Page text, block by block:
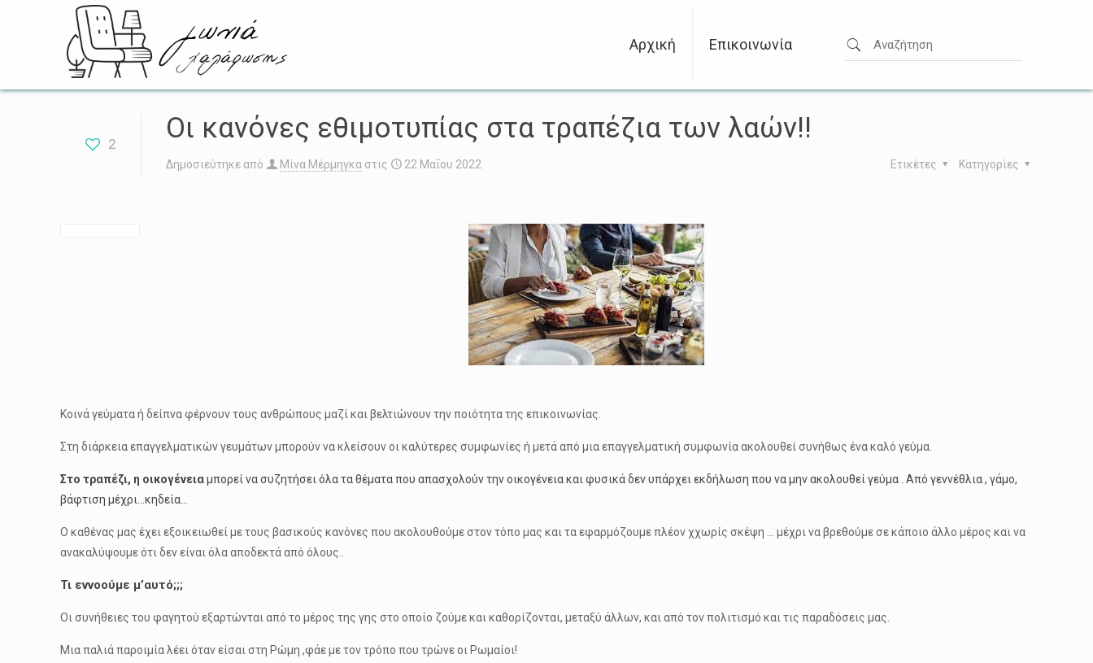
Αρχική Επικοινωνία
2 Οι κανόνες εθιμοτυπίας στα τραπέζια των λαών!!
Δημοσιεύτηκε από Μίνα Μέρμηγκα στις 22 Μαΐου 2022 Κατηγορίες
Ετικέτες
Κοινά γεύματα ή δείπνα φέρνουν τους ανθρώπους μαζί και βελτιώνουν την ποιότητα της επικοινωνίας.
Στη διάρκεια επαγγελματικών γευμάτων μπορούν να κλείσουν οι καλύτερες συμφωνίες ή μετά από μια επαγγελματική συμφωνία ακολουθεί συνήθως ένα καλό γεύμα.
Στο τραπέζι, η οικογένειαμπορεί να συζητήσει όλα τα θέματα που απασχολούν την οικογένεια και φυσικά δεν υπάρχει εκδήλωση που να μην ακολουθεί γεύμα . Από γεννέθλια , γάμο,
βάφτιση μέχρι…κηδεία…
Ο καθένας μας έχει εξοικειωθεί με τους βασικούς κανόνες που ακολουθούμε στον τόπο μας και τα εφαρμόζουμε πλέον χχωρίς σκέψη … μέχρι να βρεθούμε σε κάποιο άλλο μέρος και να
ανακαλύψουμε ότι δεν είναι όλα αποδεκτά από όλους..
Τι εννοούμε μ’αυτό;;;
Οι συνήθειες του φαγητού εξαρτώνται από το μέρος της γης στο οποίο ζούμε και καθορίζονται, μεταξύ άλλων, και από τον πολιτισμό και τις παραδόσεις μας.
Μια παλιά παροιμία λέει όταν είσαι στη Ρώμη ,φάε με τον τρόπο που τρώνε οι Ρωμαίοι!